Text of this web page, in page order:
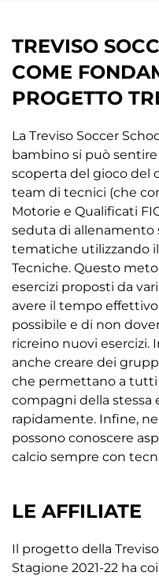
TREVISO
COME
PROGETTO
La Treviso Soccer
bambino si può
scoperta del gioco del
team di tecnici (che
Motorie e Qualificati
seduta di allenamento
tematiche utilizzando
Tecniche. Questo
esercizi proposti da
avere il tempo
possibile e di non
ricreino nuovi esercizi.
anche creare dei
che permettano a tutti
compagni della stessa
rapidamente. Infine,
possono conoscere
calcio sempre con
LE AFFILIATE
Il progetto della
Stagione 2021-22 ha